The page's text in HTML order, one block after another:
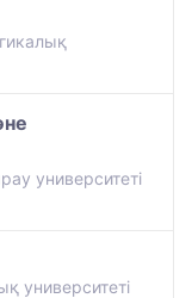
университеті
университеті